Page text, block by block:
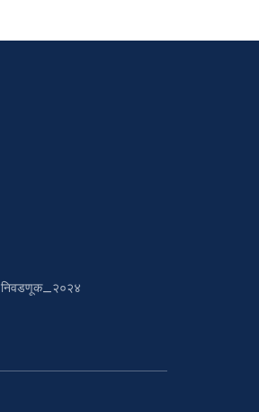
निवडणूक_२०२४